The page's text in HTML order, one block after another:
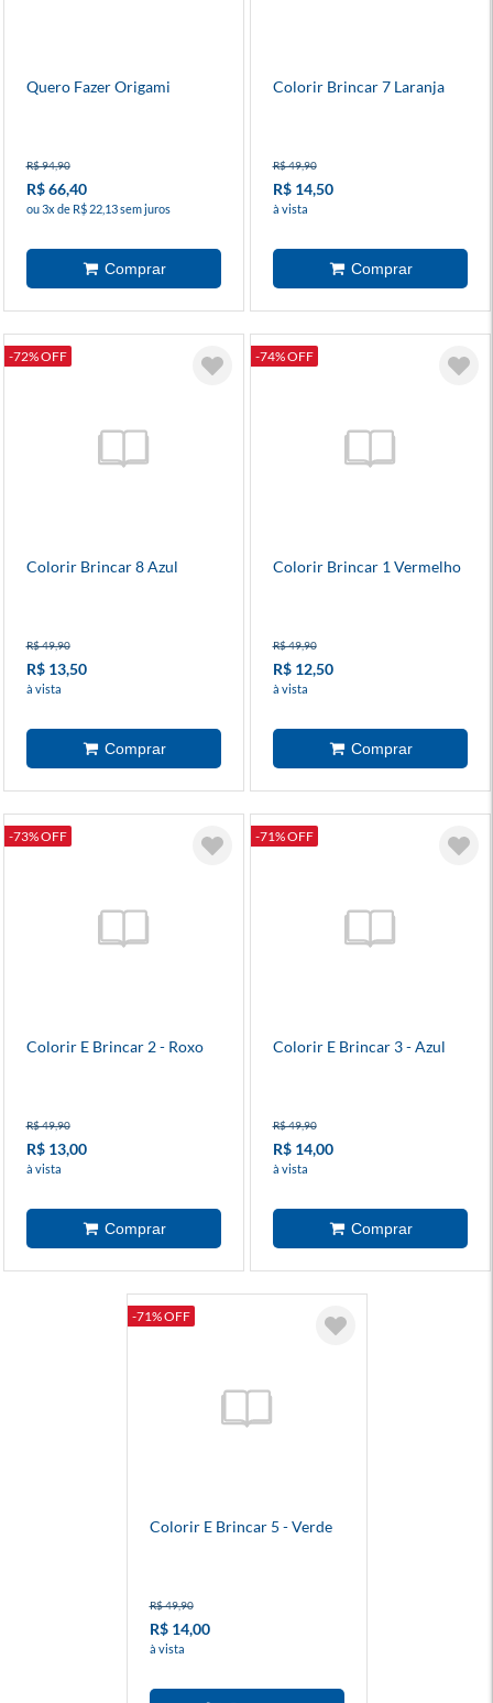
Quero Fazer Origami
R$ 94,90
R$ 66,40
ou 3x de R$ 22,13 sem juros
Colorir Brincar 7 Laranja
R$ 49,90
R$ 14,50
à vista
-72% OFF
Colorir Brincar 8 Azul
R$ 49,90
R$ 13,50
à vista
-74% OFF
Colorir Brincar 1 Vermelho
R$ 49,90
R$ 12,50
à vista
-73% OFF
Colorir E Brincar 2 - Roxo
R$ 49,90
R$ 13,00
à vista
-71% OFF
Colorir E Brincar 3 - Azul
R$ 49,90
R$ 14,00
à vista
-71% OFF
Colorir E Brincar 5 - Verde
R$ 49,90
R$ 14,00
à vista